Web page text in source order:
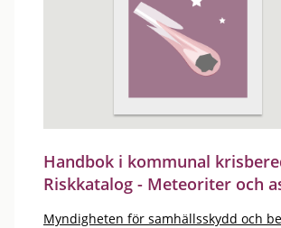
Handbok i kommunal
Riskkatalog - Meteoriter och
Myndigheten för samhällsskydd och